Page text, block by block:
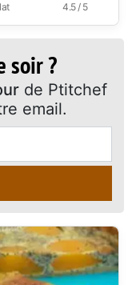
4.5 / 5
soir ?
de Ptitchef
email.